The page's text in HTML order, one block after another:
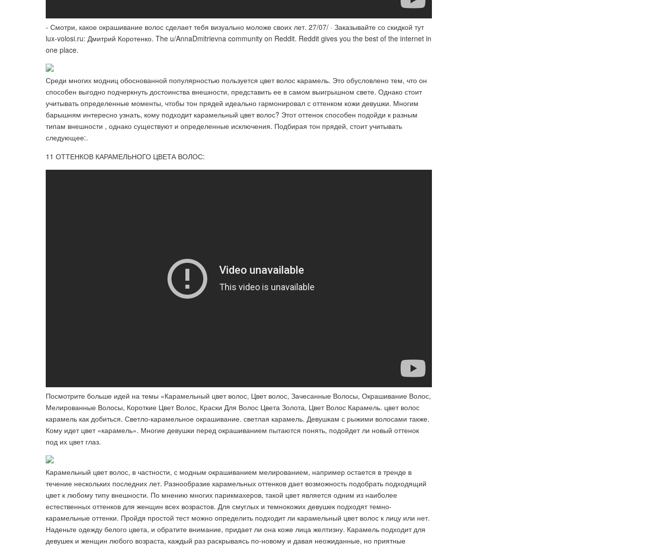
- Смотри, какое окрашивание волос сделает тебя визуально моложе своих лет. 27/07/ · Заказывайте со скидкой тут
lux-volosi.ru: Дмитрий Коротенко. The u/AnnaDmitrievna community on Reddit. Reddit gives you the best of the internet in
one place.
Среди многих модниц обоснованной популярностью пользуется цвет волос карамель. Это обусловлено тем, что он
способен выгодно подчеркнуть достоинства внешности, представить ее в самом выигрышном свете. Однако стоит
учитывать определенные моменты, чтобы тон прядей идеально гармонировал с оттенком кожи девушки. Многим
барышням интересно узнать, кому подходит карамельный цвет волос? Этот оттенок способен подойди к разным
типам внешности , однако существуют и определенные исключения. Подбирая тон прядей, стоит учитывать
следующее:.
11 ОТТЕНКОВ КАРАМЕЛЬНОГО ЦВЕТА ВОЛОС:
Посмотрите больше идей на темы «Карамельный цвет волос, Цвет волос, Зачесанные Волосы, Окрашивание Волос,
Мелированные Волосы, Короткие Цвет Волос, Краски Для Волос Цвета Золота, Цвет Волос Карамель. цвет волос
карамель как добиться. Светло-карамельное окрашивание. светлая карамель. Девушкам с рыжими волосами также.
Кому идет цвет «карамель». Многие девушки перед окрашиванием пытаются понять, подойдет ли новый оттенок
под их цвет глаз.
Карамельный цвет волос, в частности, с модным окрашиванием мелированием, например остается в тренде в
течение нескольких последних лет. Разнообразие карамельных оттенков дает возможность подобрать подходящий
цвет к любому типу внешности. По мнению многих парикмахеров, такой цвет является одним из наиболее
естественных оттенков для женщин всех возрастов. Для смуглых и темнокожих девушек подходят темно-
карамельные оттенки. Пройдя простой тест можно определить подходит ли карамельный цвет волос к лицу или нет.
Наденьте одежду белого цвета, и обратите внимание, придает ли она коже лица желтизну. Карамель подходит для
девушек и женщин любого возраста, каждый раз раскрываясь по-новому и давая неожиданные, но приятные